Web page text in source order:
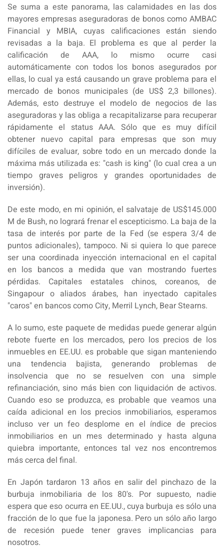
Se suma a este panorama, las calamidades en las dos
mayores empresas aseguradoras de bonos como AMBAC
Financial y MBIA, cuyas calificaciones están siendo
revisadas a la baja. El problema es que al perder la
calificación de AAA, lo mismo ocurre casi
automáticamente con todos los bonos asegurados por
ellas, lo cual ya está causando un grave problema para el
mercado de bonos municipales (de US$ 2,3 billones).
Además, esto destruye el modelo de negocios de las
aseguradoras y las obliga a recapitalizarse para recuperar
rápidamente el status AAA. Sólo que es muy difícil
obtener nuevo capital para empresas que son muy
difíciles de evaluar, sobre todo en un mercado donde la
máxima más utilizada es: "cash is king" (lo cual crea a un
tiempo graves peligros y grandes oportunidades de
inversión).
De este modo, en mi opinión, el salvataje de US$145.000
M de Bush, no logrará frenar el escepticismo. La baja de la
tasa de interés por parte de la Fed (se espera 3/4 de
puntos adicionales), tampoco. Ni si quiera lo que parece
ser una coordinada inyección internacional en el capital
en los bancos a medida que van mostrando fuertes
pérdidas. Capitales estatales chinos, coreanos, de
Singapour o aliados árabes, han inyectado capitales
"caros" en bancos como City, Merril Lynch, Bear Stearns.
A lo sumo, este paquete de medidas puede generar algún
rebote fuerte en los mercados, pero los precios de los
inmuebles en EE.UU. es probable que sigan manteniendo
una tendencia bajista, generando problemas de
insolvencia que no se resuelven con una simple
refinanciación, sino más bien con liquidación de activos.
Cuando eso se produzca, es probable que veamos una
caída adicional en los precios inmobiliarios, esperamos
incluso ver un feo desplome en el índice de precios
inmobiliarios en un mes determinado y hasta alguna
quiebra importante, entonces tal vez nos encontremos
más cerca del final.
En Japón tardaron 13 años en salir del pinchazo de la
burbuja inmobiliaria de los 80's. Por supuesto, nadie
espera que eso ocurra en EE.UU., cuya burbuja es sólo una
fracción de lo que fue la japonesa. Pero un sólo año largo
de recesión puede tener graves implicancias para
nosotros.